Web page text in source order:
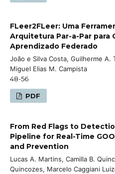
FLeer2FLeer: Uma
Arquitetura Par-a-Par para
Aprendizado Federado
João e Silva Costa, Guilherme A.
Miguel Elias M. Campista
48-56
PDF
From Red Flags to
Pipeline for Real-Time
and Prevention
Lucas A. Martins, Camilla B.
Quincozes, Marcelo Caggiani